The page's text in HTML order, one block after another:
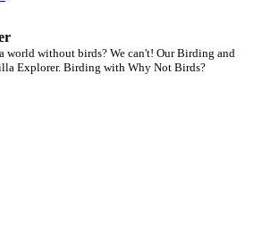
world without birds? We can't! Our Birding and
Explorer. Birding with Why Not Birds?